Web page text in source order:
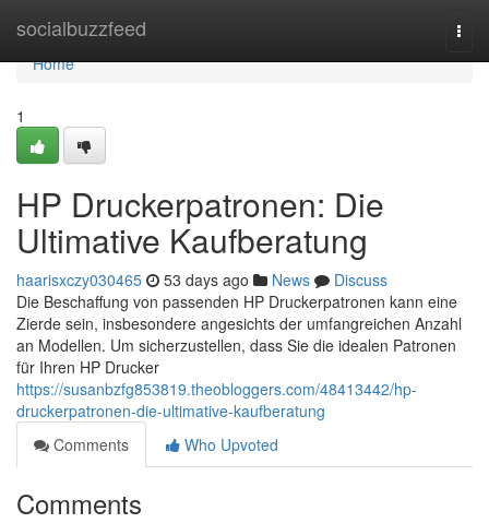
socialbuzzfeed
Home
Home
1
HP Druckerpatronen: Die
Ultimative Kaufberatung
haarisxczy030465 53 days ago News
Discuss
Die Beschaffung von passenden HP Druckerpatronen kann eine
Zierde sein, insbesondere angesichts der umfangreichen Anzahl
an Modellen. Um sicherzustellen, dass Sie die idealen Patronen
für Ihren HP Drucker
https://susanbzfg853819.theobloggers.com/48413442/hp-
druckerpatronen-die-ultimative-kaufberatung
Comments
Who Upvoted
Comments